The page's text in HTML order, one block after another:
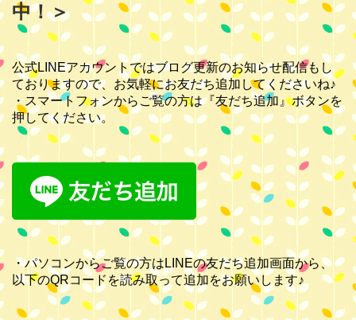
中！＞
公式LINEアカウントではブログ更新のお知らせ配信もし
ておりますので、お気軽にお友だち追加してくださいね♪
・スマートフォンからご覧の方は『友だち追加』ボタンを
押してください。
・パソコンからご覧の方はLINEの友だち追加画面から、
以下のQRコードを読み取って追加をお願いします♪